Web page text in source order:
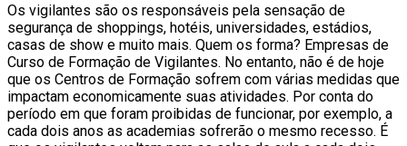
Os vigilantes são os responsáveis pela sensação de
segurança de shoppings, hotéis, universidades, estádios,
casas de show e muito mais. Quem os forma? Empresas de
Curso de Formação de Vigilantes. No entanto, não é de hoje
que os Centros de Formação sofrem com várias medidas que
impactam economicamente suas atividades. Por conta do
período em que foram proibidas de funcionar, por exemplo, a
cada dois anos as academias sofrerão o mesmo recesso. É